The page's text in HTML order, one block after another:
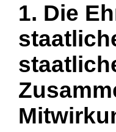
1. Die